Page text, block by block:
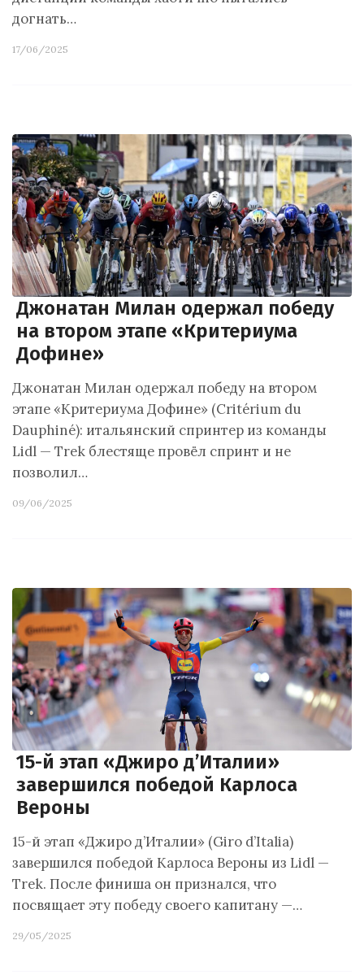
догнать…
17/06/2025
Джонатан Милан одержал победу
на втором этапе «Критериума
Дофине»
Джонатан Милан одержал победу на втором
этапе «Критериума Дофине» (Critérium du
Dauphiné): итальянский спринтер из команды
Lidl — Trek блестяще провёл спринт и не
позволил…
09/06/2025
15-й этап «Джиро д’Италии»
завершился победой Карлоса
Вероны
15-й этап «Джиро д’Италии» (Giro d’Italia)
завершился победой Карлоса Вероны из Lidl —
Trek. После финиша он признался, что
посвящает эту победу своего капитану —…
29/05/2025